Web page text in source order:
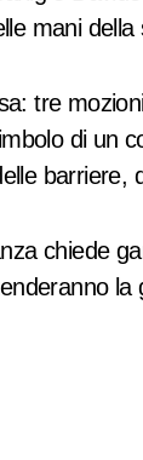
mani della
tre
di un
chiede